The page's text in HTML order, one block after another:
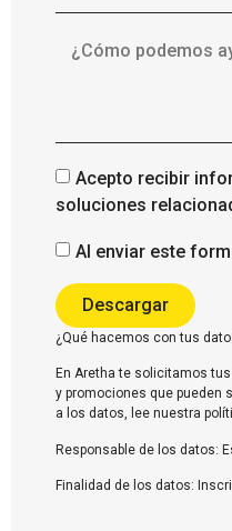
Acepto recibir
soluciones
Al enviar este
Descargar
¿Qué hacemos con tus
En Aretha te solicitamos
y promociones que pueden
a los datos, lee nuestra
Responsable de los datos:
Finalidad de los datos: